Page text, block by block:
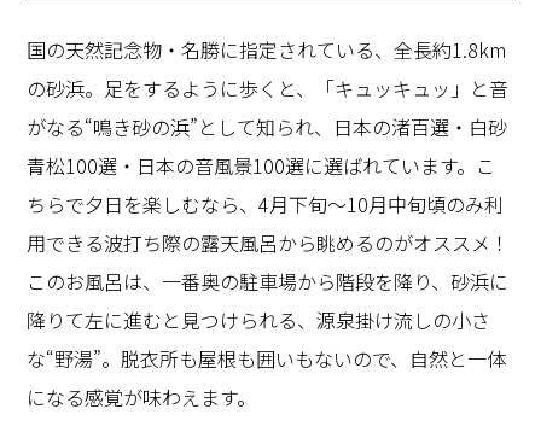
国の天然記念物・名勝に指定されている、全長約1.8km
の砂浜。足をするように歩くと、「キュッキュッ」と音
がなる“鳴き砂の浜”として知られ、日本の渚百選・白砂
青松100選・日本の音風景100選に選ばれています。こ
ちらで夕日を楽しむなら、4月下旬〜10月中旬頃のみ利
用できる波打ち際の露天風呂から眺めるのがオススメ！
このお風呂は、一番奥の駐車場から階段を降り、砂浜に
降りて左に進むと見つけられる、源泉掛け流しの小さ
な“野湯”。脱衣所も屋根も囲いもないので、自然と一体
になる感覚が味わえます。